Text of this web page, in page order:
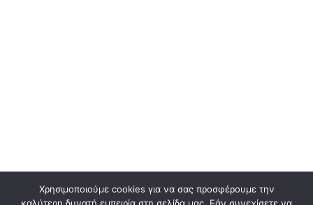
Χρησιμοποιούμε cookies για να σας προσφέρουμε την